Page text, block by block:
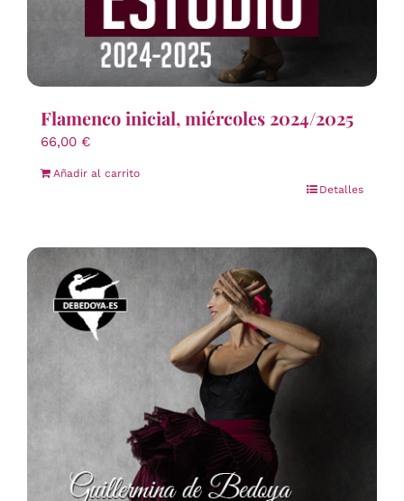
Flamenco inicial, miércoles 2024/2025
66,00 €
Añadir al carrito
Detalles